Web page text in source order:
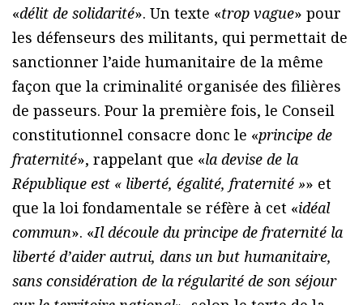
«délit de solidarité». Un texte «trop vague» pour
les défenseurs des militants, qui permettait de
sanctionner l’aide humanitaire de la même
façon que la criminalité organisée des filières
de passeurs. Pour la première fois, le Conseil
constitutionnel consacre donc le «principe de
fraternité», rappelant que «la devise de la
République est « liberté, égalité, fraternité »» et
que la loi fondamentale se réfère à cet «idéal
commun». «Il découle du principe de fraternité la
liberté d’aider autrui, dans un but humanitaire,
sans considération de la régularité de son séjour